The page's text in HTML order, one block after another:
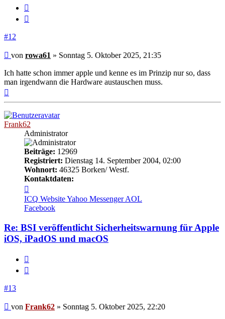
#12
Beitrag
von rowa61 » Sonntag 5. Oktober 2025, 21:35
Ich hatte schon immer apple und kenne es im Prinzip nur so, dass
man irgendwann die Hardware austauschen muss.
Frank62
Administrator
Beiträge: 12969
Registriert: Dienstag 14. September 2004, 02:00
Wohnort: 46325 Borken/ Westf.
Kontaktdaten:
von
Frank62
ICQ WebsiteYahoo Messenger AOL
Facebook
Re: BSI veröffentlicht Sicherheitswarnung für Apple
iOS, iPadOS und macOS
#13
Beitrag
von Frank62 » Sonntag 5. Oktober 2025, 22:20